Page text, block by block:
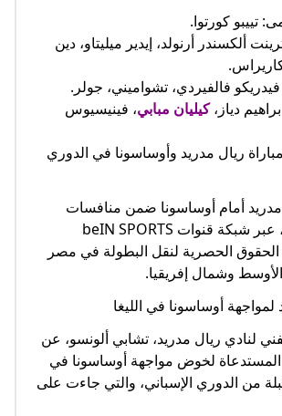
تييبو كورتوا.
ألكسندر أرنولد، إيدير ميليتاو، دين
فالفيردي، تشواميني، جولر.
دياز،كيليان مبابي، فينيسيوس
ريال مدريد وأوساسونا في الدوري
مدريد أمام أوساسونا ضمن منافسات
الدوري الإسباني، عبر شبكة قنوات beIN SPORTS
الحصرية لنقل البطولة في مصر
وشمال إفريقيا.
لمواجهة أوساسونا في الليغا
لنادي ريال مدريد، تشابي ألونسو، عن
المستدعاة لخوض مواجهة أوساسونا في
من الدوري الإسباني، والتي جاءت على